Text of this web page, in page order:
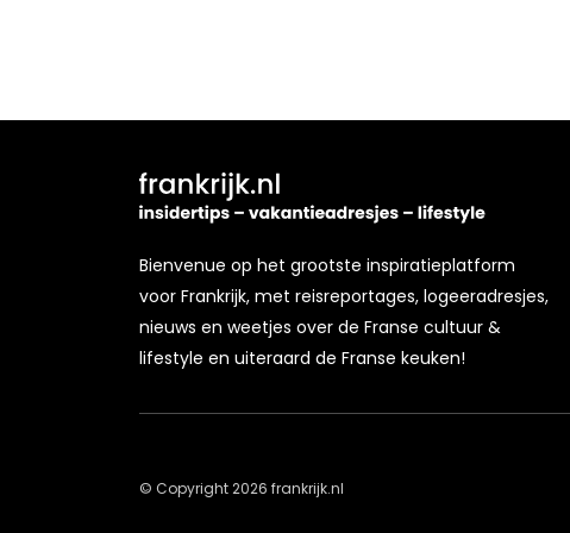
Bienvenue op het grootste inspiratieplatform
voor Frankrijk, met reisreportages, logeeradresjes,
nieuws en weetjes over de Franse cultuur &
lifestyle en uiteraard de Franse keuken!
© Copyright 2026 frankrijk.nl